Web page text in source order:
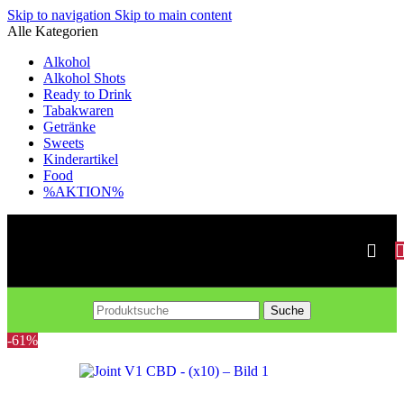
Skip to navigation Skip to main content
Alle Kategorien
Alkohol
Alkohol Shots
Ready to Drink
Tabakwaren
Getränke
Sweets
Kinderartikel
Food
%AKTION%
Suche
-61%